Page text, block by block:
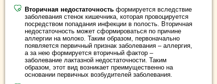
Вторичная недостаточность формируется вследствие
заболевания стенок кишечника, которая провоцируется
посредством попадания инфекции в полость. Вторичная
недостаточность может сформироваться по причине
аллергии на молоко. Таким образом, первоначально
появляется первичный признак заболевания – аллергия,
а за нею формируется вторичный фактор –
заболевание лактазной недостаточности. Таким
образом, этот вид возникает преимущественно на
основании первичных возбудителей заболевания.